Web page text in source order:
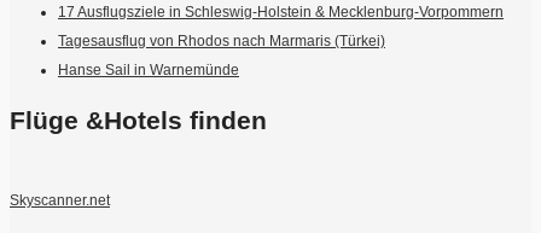
17 Ausflugsziele in Schleswig-Holstein & Mecklenburg-Vorpommern
Tagesausflug von Rhodos nach Marmaris (Türkei)
Hanse Sail in Warnemünde
Flüge &Hotels finden
Skyscanner.net